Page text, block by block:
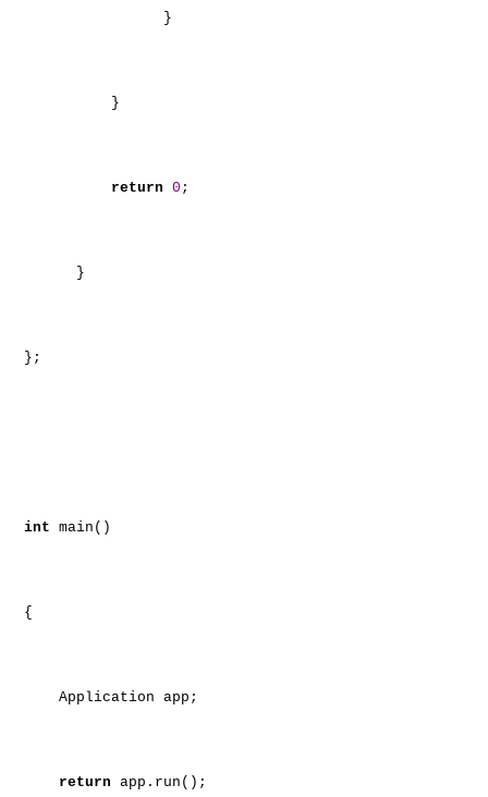
}
}
return 0 ;
}
};
int main()
{
Application app;
return app.run();